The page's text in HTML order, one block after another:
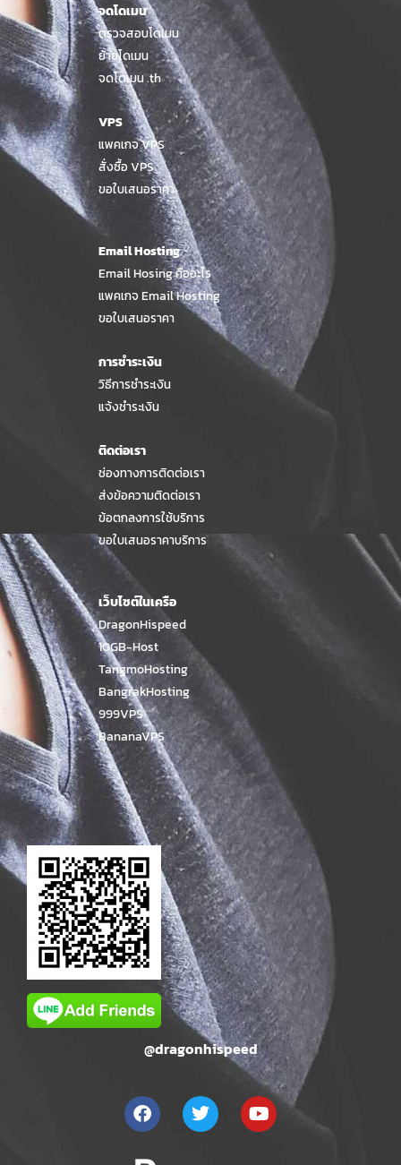
จดโดเมน
ตรวจสอบโดเมน
ย้ายโดเมน
จดโดเมน .th
VPS
แพคเกจ VPS
สั่งซื้อ VPS
ขอใบเสนอราคา
Email Hosting
Email Hosing คืออะไร
แพคเกจ Email Hosting
ขอใบเสนอราคา
การชำระเงิน
วิธีการชำระเงิน
แจ้งชำระเงิน
ติดต่อเรา
ช่องทางการติดต่อเรา
ส่งข้อความติดต่อเรา
ข้อตกลงการใช้บริการ
ขอใบเสนอราคาบริการ
เว็บไซต์ในเครือ
DragonHispeed
10GB-Host
TangmoHosting
BangrakHosting
999VPS
BananaVPS
@dragonhispeed